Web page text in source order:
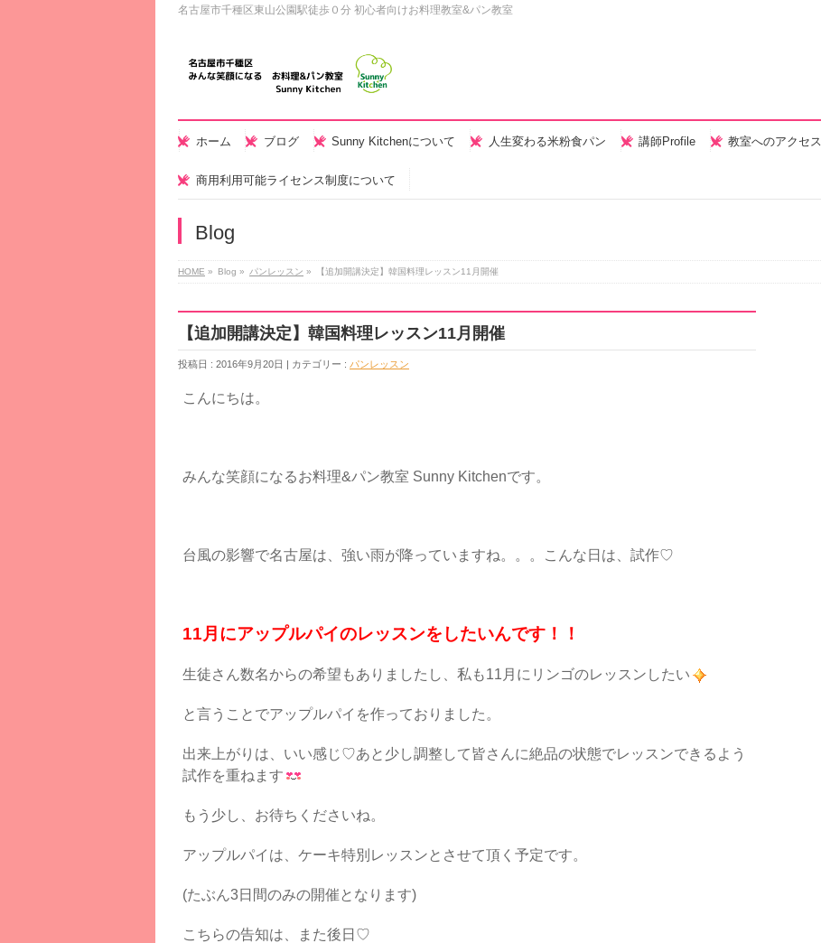
名古屋市千種区東山公園駅徒歩０分 初心者向けお料理教室&パン教室
ホーム ブログ Sunny Kitchenについて 人生変わる米粉食パン 講師Profile 教室へのアクセス
商用利用可能ライセンス制度について
Blog
HOME » Blog » パンレッスン » 【追加開講決定】韓国料理レッスン11月開催
【追加開講決定】韓国料理レッスン11月開催
投稿日 : 2016年9月20日 | カテゴリー : パンレッスン
こんにちは。
みんな笑顔になるお料理&パン教室 Sunny Kitchenです。
台風の影響で名古屋は、強い雨が降っていますね。。。こんな日は、試作♡
11月にアップルパイのレッスンをしたいんです！！
生徒さん数名からの希望もありましたし、私も11月にリンゴのレッスンしたい
と言うことでアップルパイを作っておりました。
出来上がりは、いい感じ♡あと少し調整して皆さんに絶品の状態でレッスンできるよう
試作を重ねます
もう少し、お待ちくださいね。
アップルパイは、ケーキ特別レッスンとさせて頂く予定です。
(たぶん3日間のみの開催となります)
こちらの告知は、また後日♡